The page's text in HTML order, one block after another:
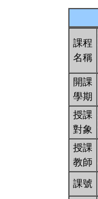
課程
名稱
開課
學期
授課
對象
授課
教師
課號